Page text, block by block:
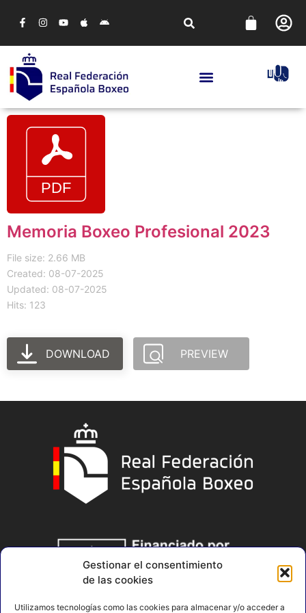
Gestionar el consentimiento
de las cookies
Utilizamos tecnologías como las cookies para almacenar y/o acceder a
Memoria Boxeo Profesional 2023
File size: 2.66 MB
Created: 08-07-2025
Updated: 08-07-2025
Hits: 123
DOWNLOAD PREVIEW